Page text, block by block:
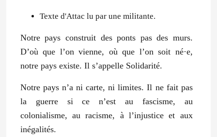
Texte d'Attac lu par une militante.
Notre pays construit des ponts pas des murs.
D’où que l’on vienne, où que l’on soit né·e,
notre pays existe. Il s’appelle Solidarité.
Notre pays n’a ni carte, ni limites. Il ne fait pas
la guerre si ce n’est au fascisme, au
colonialisme, au racisme, à l’injustice et aux
inégalités.